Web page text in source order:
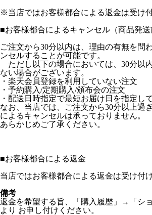
※当店ではお客様都合による返金は受け
■お客様都合によるキャンセル（商品発送
ご注文から30分以内は、理由の有無を問
ンセルすることが可能です。
ただし以下の場合においては、30分以
ない場合がございます。
・楽天会員登録を利用していない注文
・予約購入/定期購入/頒布会の注文
・配送日時指定で最短お届け日を指定し
なお、当店では、ご注文から30分以上過
によるキャンセルは承っておりません。
あらかじめご了承ください。
■お客様都合による返金
当店ではお客様都合による返金は受け付
備考
返金を希望する旨、「購入履歴」→「シ
より お申し付けください。